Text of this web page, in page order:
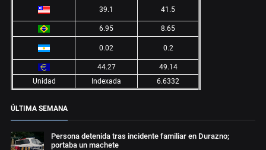
39.1 41.5
6.95 8.65
0.02 0.2
44.27
49.14
Unidad
Indexada 6.6332
ÚLTIMA SEMANA
Persona detenida tras incidente familiar en Durazno;
portaba un machete